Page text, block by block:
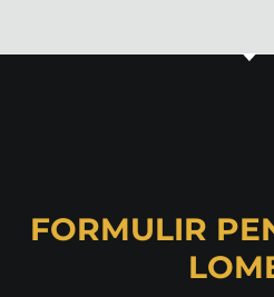
FORMULIR